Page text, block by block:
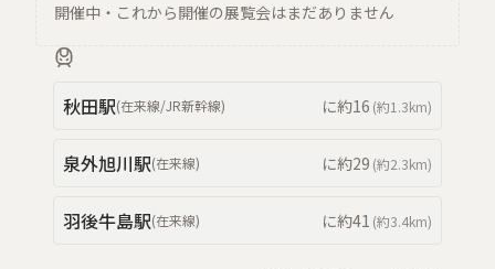
開催中・これから開催の展覧会はまだありません
秋田駅(在来線/JR新幹線) に約16 (約1.3km)
泉外旭川駅(在来線) に約29 (約2.3km)
羽後牛島駅(在来線) に約41 (約3.4km)